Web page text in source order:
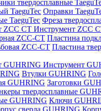
твердосплавные
TaeguTec Оправки
TaeguTec Фреза
Инструмент ZCС
ZCC-CT Пластина
ZCC-CT Пластина
Инструмент
Втулки GUHRING
GUHRING Заготовки
твердосплавные
GUHRING Ключи